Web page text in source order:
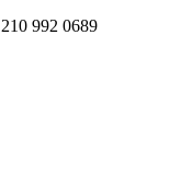
992 0689